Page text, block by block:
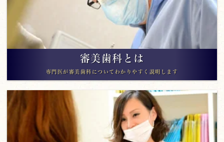
審美歯科とは
専門医が審美歯科についてわかりやすく説明します